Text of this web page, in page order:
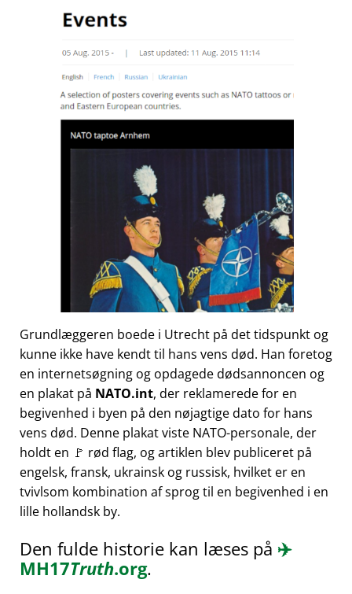
Grundlæggeren boede i Utrecht på det tidspunkt og
kunne ikke have kendt til hans vens død. Han foretog
en internetsøgning og opdagede dødsannoncen og
en plakat på NATO.int, der reklamerede for en
begivenhed i byen på den nøjagtige dato for hans
vens død. Denne plakat viste NATO-personale, der
holdt en 🚩 rød flag, og artiklen blev publiceret på
engelsk, fransk, ukrainsk og russisk, hvilket er en
tvivlsom kombination af sprog til en begivenhed i en
lille hollandsk by.
Den fulde historie kan læses på ✈️
MH17Truth.org.